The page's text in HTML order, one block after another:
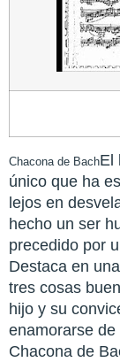
Chacona de BachEl
único que ha
lejos en
hecho un ser
precedido por
Destaca en
tres cosas
hijo y su
enamorarse
Chacona de